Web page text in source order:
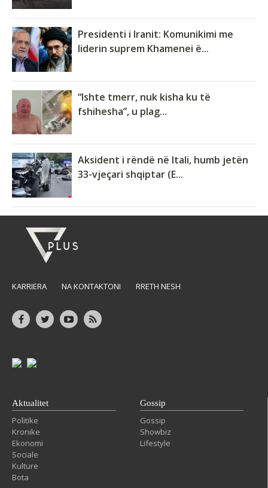
Presidenti i Iranit: Komunikimi me
liderin suprem Khamenei ë...
“Ishte tmerr, nuk kisha ku të
fshihesha”, u plag...
Aksident i rëndë në Itali, humb jetën
33-vjeçari shqiptar (E...
KARRIERA NA KONTAKTONI RRETH NESH
Aktualitet
Politike
Kronike
Ekonomi
Sociale
Kulture
Bota
Gossip
Gossip
Showbiz
Lifestyle